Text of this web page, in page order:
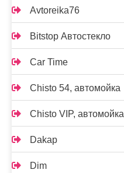
Avtoreika76
Bitstop Автостекло
Car Time
Chisto 54, автомойка
Chisto VIP, автомойка
Dakap
Dim